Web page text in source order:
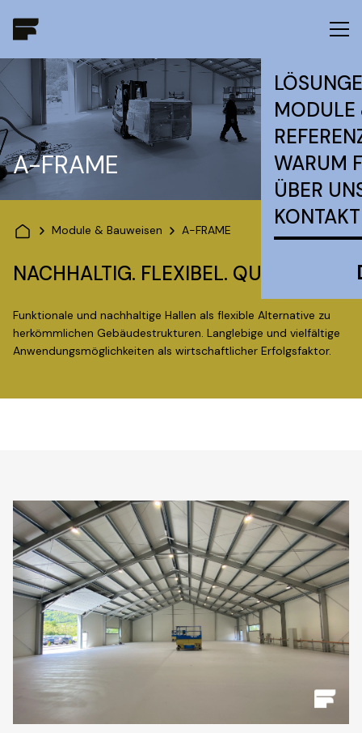
MODULE
WARUM
ÜBER
KONTAKT
A-FRAME
Module & Bauweisen A-FRAME
NACHHALTIG. FLEXIBEL. QUALITATIV.
Funktionale und nachhaltige Hallen als flexible Alternative zu
herkömmlichen Gebäudestrukturen. Langlebige und vielfältige
Anwendungsmöglichkeiten als wirtschaftlicher Erfolgsfaktor.